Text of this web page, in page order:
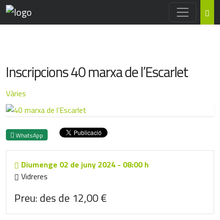
Inscripcions 40 marxa de l’Escarlet
Vàries
WhatsApp
Diumenge 02 de juny 2024 - 08:00 h
Vidreres
Preu: des de 12,00 €